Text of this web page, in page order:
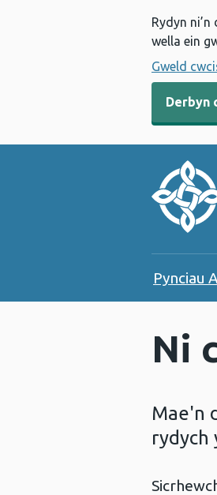
Rydyn
wella ein
Gweld
Derbyn
Pynciau
Ni
Mae'n
rydych